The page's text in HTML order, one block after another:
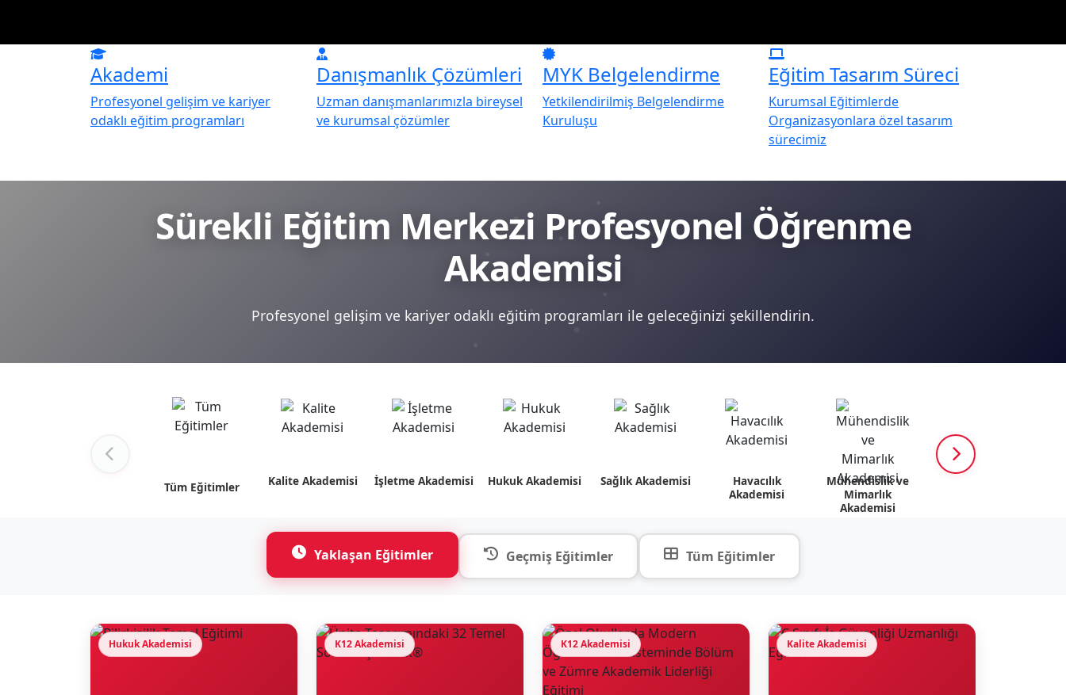
Akademi
Profesyonel gelişim ve kariyer
odaklı eğitim programları
Danışmanlık Çözümleri
Uzman danışmanlarımızla bireysel
ve kurumsal çözümler
MYK Belgelendirme
Yetkilendirilmiş Belgelendirme
Kuruluşu
Eğitim Tasarım Süreci
Kurumsal Eğitimlerde
Organizasyonlara özel tasarım
sürecimiz
Sürekli Eğitim Merkezi Profesyonel Öğrenme
Akademisi
Profesyonel gelişim ve kariyer odaklı eğitim programları ile geleceğinizi şekillendirin.
Tüm Eğitimler Kalite Akademisi İşletme Akademisi Hukuk Akademisi Sağlık Akademisi
Havacılık
Akademisi
Mühendislik ve
Mimarlık
Akademisi
Yaklaşan Eğitimler Geçmiş Eğitimler Tüm Eğitimler
Hukuk Akademisi K12 Akademisi K12 Akademisi Kalite Akademisi